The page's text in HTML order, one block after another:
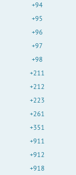
+94
+95
+96
+97
+98
+211
+212
+223
+261
+351
+911
+912
+918